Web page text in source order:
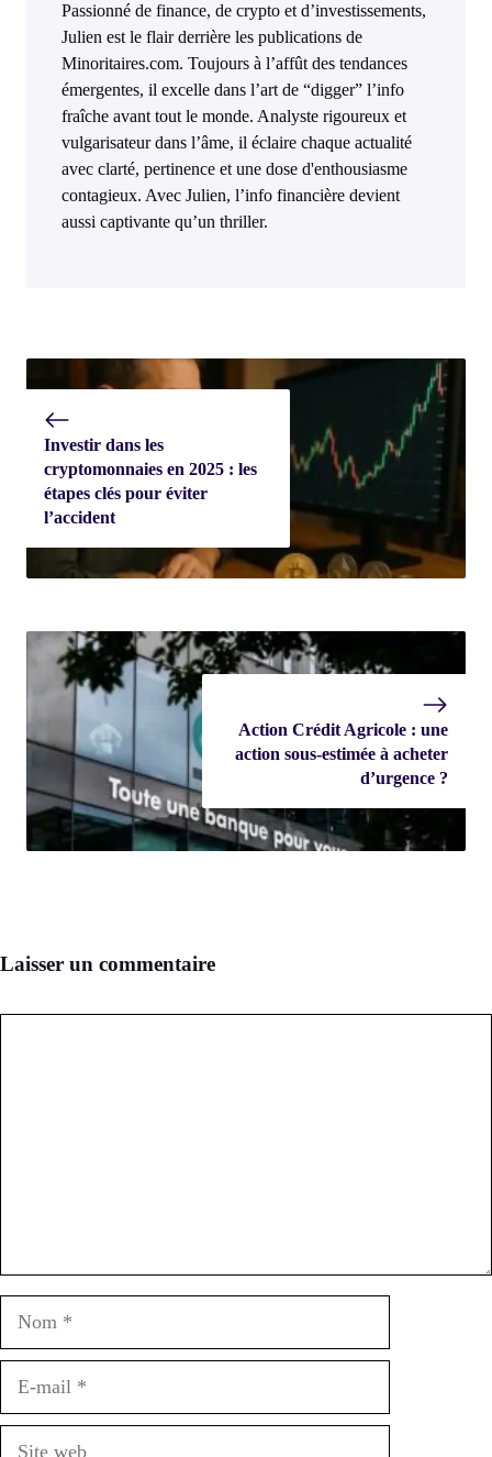
Passionné de finance, de crypto et d’investissements,
Julien est le flair derrière les publications de
Minoritaires.com. Toujours à l’affût des tendances
émergentes, il excelle dans l’art de “digger” l’info
fraîche avant tout le monde. Analyste rigoureux et
vulgarisateur dans l’âme, il éclaire chaque actualité
avec clarté, pertinence et une dose d'enthousiasme
contagieux. Avec Julien, l’info financière devient
aussi captivante qu’un thriller.
Investir dans les
cryptomonnaies en 2025 : les
étapes clés pour éviter
l’accident
Action Crédit Agricole : une
action sous-estimée à acheter
d’urgence ?
Laisser un commentaire